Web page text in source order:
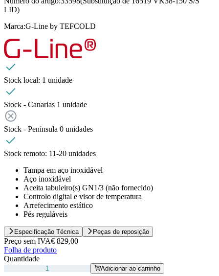
LID)
Marca:G-Line by TEFCOLD
Stock local: 1 unidade
Stock - Canarias 1 unidade
Stock - Península 0 unidades
Stock remoto: 11-20 unidades
Tampa em aço inoxidável
Aço inoxidável
Aceita tabuleiro(s) GN1/3 (não fornecido)
Controlo digital e visor de temperatura
Arrefecimento estático
Pés reguláveis
Especificação Técnica Peças de reposição
Preço sem IVA€ 829,00
Folha de produto
Quantidade
Adicionar ao carrinho